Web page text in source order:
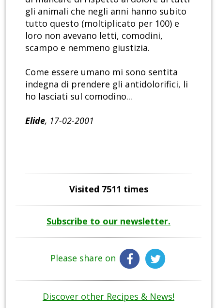
gli animali che negli anni hanno subito
tutto questo (moltiplicato per 100) e
loro non avevano letti, comodini,
scampo e nemmeno giustizia.
Come essere umano mi sono sentita
indegna di prendere gli antidolorifici, li
ho lasciati sul comodino...
Elide, 17-02-2001
Visited 7511 times
Subscribe to our newsletter.
Please share on
Discover other Recipes & News!